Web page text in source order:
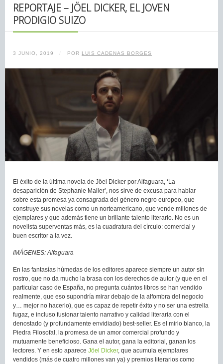
REPORTAJE – JÖEL DICKER, EL JOVEN
PRODIGIO SUIZO
3 JUNIO, 2019 / POR LUIS CADENAS BORGES
El éxito de la última novela de Jöel Dicker por Alfaguara, ‘La
desaparición de Stephanie Mailer’, nos sirve de excusa para hablar
sobre esta promesa ya consagrada del género negro europeo, que
construye sus novelas como un norteamericano, que vende millones de
ejemplares y que además tiene un brillante talento literario. No es un
novelista superventas más, es la cuadratura del círculo: comercial y
buen escritor a la vez.
IMÁGENES: Alfaguara
En las fantasías húmedas de los editores aparece siempre un autor sin
rostro, que no da mucho la brasa con los derechos de autor (y que en el
particular caso de España, no pregunta cuántos libros se han vendido
realmente, que eso supondría mirar debajo de la alfombra del negocio
y… mejor no hacerlo), que es capaz de repetir éxito y no ser una estrella
fugaz, e incluso fusionar talento narrativo y calidad literaria con el
denostado (y profundamente envidiado) best-seller. Es el mirlo blanco, la
Piedra Filosofal, la promesa de un amor comercial profundo y
mutuamente beneficioso. Gana el autor, gana la editorial, ganan los
lectores. Y en esto aparece Jöel Dicker, que acumula ejemplares
vendidos (más de cuatro millones van ya) y premios literarios como